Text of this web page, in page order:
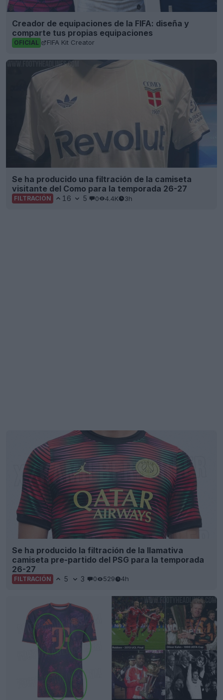
Creador de equipaciones de la FIFA: diseña y
comparte tus propias equipaciones
OFICIAL FIFA Kit Creator
Se ha producido una filtración de la camiseta
visitante del Como para la temporada 26-27
FILTRACIÓN 16 5 0 4.4K 3h
Se ha producido la filtración de la llamativa
camiseta pre-partido del PSG para la temporada
26-27
FILTRACIÓN 5 3 0 529 4h